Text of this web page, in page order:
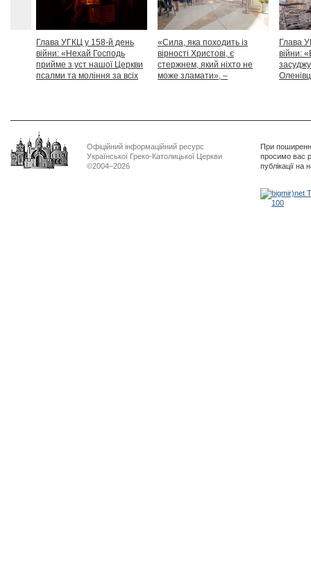
Глава УГКЦ у 158-й день
війни: «Нехай Господь
прийме з уст нашої Церкви
псалми та моління за всіх
«Сила, яка походить із
вірності Христові, є
стержнем, який ніхто не
може зламати», –
Глава
війни:
Офіційний інформаційний ресурс
Української Греко-Католицької Церкви
©2004–2026
При
просимо вас
публікації на